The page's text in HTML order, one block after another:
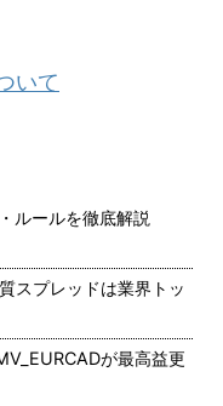
いて
ルールを徹底解説
スプレッドは業界トッ
が最高益更